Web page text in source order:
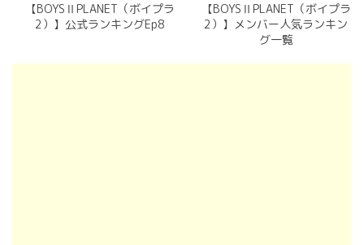
【BOYSⅡPLANET（ボイプラ
2）】公式ランキングEp8
【BOYSⅡPLANET（ボイプラ
2）】メンバー人気ランキン
グ一覧